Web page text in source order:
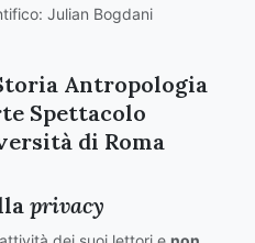
Julian Bogdani
Antropologia
Spettacolo
di Roma
privacy